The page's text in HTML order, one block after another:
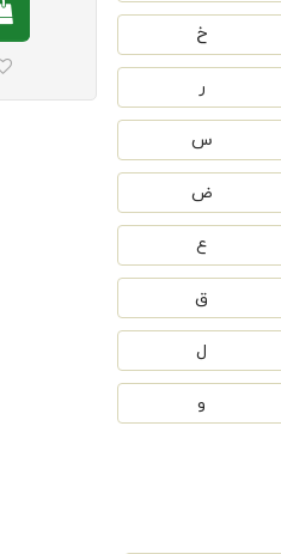
خ
ر
س
ض
ع
ق
ل
و